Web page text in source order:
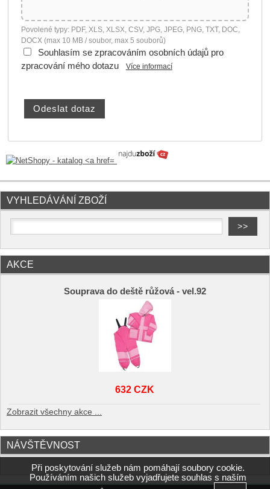
Povolené typy: PDF, XLS, XLSX, CSV, JPG, JPEG, PNG, TXT, DOC,
DOCX (max 10 MB / soubor, max 5 souborů)
Souhlasím se zpracováním osobních údajů pro
zpracování mého dotazu
Více informací
VYHLEDÁVÁNÍ ZBOŽÍ
AKCE
Souprava do deště růžová - vel.92
632 CZK
Zobrazit všechny akce ...
NÁVŠTĚVNOST
Při poskytování služeb nám pomáhají soubory cookie.
Používáním našich služeb vyjadřujete souhlas s naším